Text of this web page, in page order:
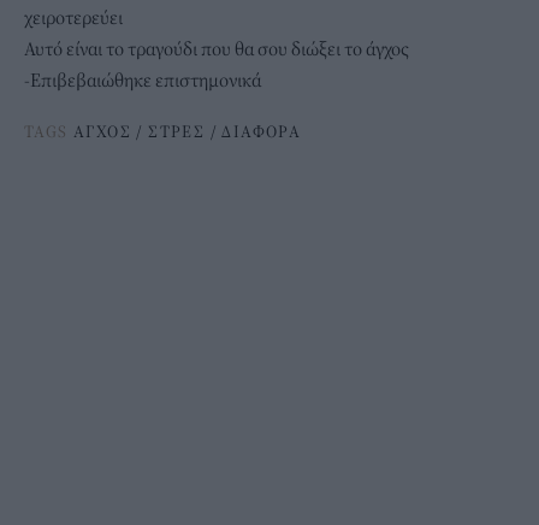
χειροτερεύει
Αυτό είναι το τραγούδι που θα σου διώξει το άγχος
-Επιβεβαιώθηκε επιστημονικά
TAGS ΑΓΧΟΣ / ΣΤΡΕΣ / ΔΙΑΦΟΡΑ